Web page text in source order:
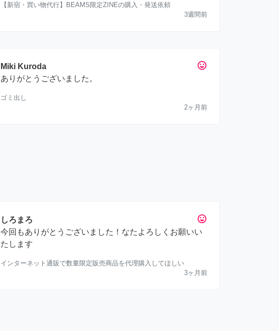
【新宿・買い物代行】BEAMS限定ZINEの購入・発送依頼
3週間前
tag_faces
Miki Kuroda
ありがとうございました。
ゴミ出し
2ヶ月前
tag_faces
しろまろ
今回もありがとうございました！なたよろしくお願いい
たします
インターネット通販で数量限定販売商品を代理購入してほしい
3ヶ月前